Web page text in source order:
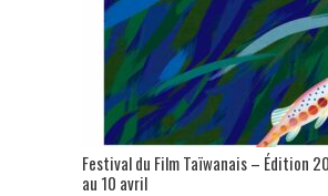
Festival du Film Taïwanais – Édition
au 10 avril